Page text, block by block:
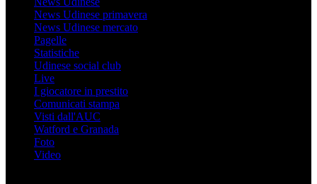
News Udinese primavera
News Udinese mercato
Pagelle
Statistiche
Udinese social club
Live
I giocatore in prestito
Comunicati stampa
Visti dall'AUC
Watford e Granada
Foto
Video